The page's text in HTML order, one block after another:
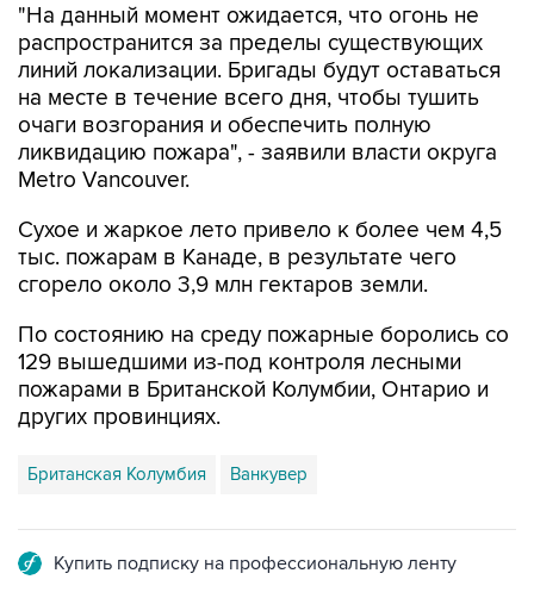
"На данный момент ожидается, что огонь не
распространится за пределы существующих
линий локализации. Бригады будут оставаться
на месте в течение всего дня, чтобы тушить
очаги возгорания и обеспечить полную
ликвидацию пожара", - заявили власти округа
Metro Vancouver.
Сухое и жаркое лето привело к более чем 4,5
тыс. пожарам в Канаде, в результате чего
сгорело около 3,9 млн гектаров земли.
По состоянию на среду пожарные боролись со
129 вышедшими из-под контроля лесными
пожарами в Британской Колумбии, Онтарио и
других провинциях.
Британская Колумбия Ванкувер
Купить подписку на профессиональную ленту